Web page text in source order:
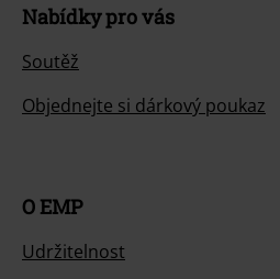
Nabídky pro vás
Soutěž
Objednejte si dárkový poukaz
O EMP
Udržitelnost